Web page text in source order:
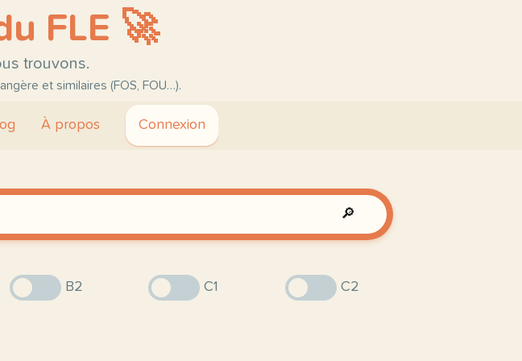
FLE 🚀
trouvons.
et similaires (FOS, FOU…).
À propos Connexion
🔎
B2 C1 C2